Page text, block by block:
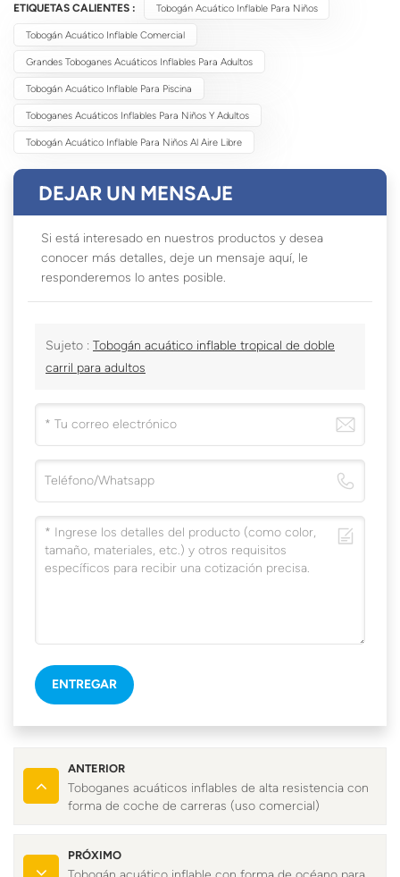
ETIQUETAS CALIENTES : Tobogán Acuático Inflable Para Niños
Tobogán Acuático Inflable Comercial
Grandes Toboganes Acuáticos Inflables Para Adultos
Tobogán Acuático Inflable Para Piscina
Toboganes Acuáticos Inflables Para Niños Y Adultos
Tobogán Acuático Inflable Para Niños Al Aire Libre
DEJAR UN MENSAJE
Si está interesado en nuestros productos y desea
conocer más detalles, deje un mensaje aquí, le
responderemos lo antes posible.
Sujeto : Tobogán acuático inflable tropical de doble
carril para adultos
ENTREGAR
ANTERIOR
Toboganes acuáticos inflables de alta resistencia con
forma de coche de carreras (uso comercial)
PRÓXIMO